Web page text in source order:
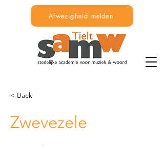
Afwezigheid melden
< Back
Zwevezele